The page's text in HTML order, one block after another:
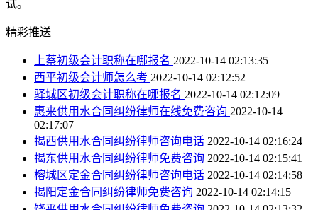
试。
精彩推送
上蔡初级会计职称在哪报名 2022-10-14 02:13:35
西平初级会计师怎么考 2022-10-14 02:12:52
驿城区初级会计职称在哪报名 2022-10-14 02:12:09
惠来供用水合同纠纷律师在线免费咨询 2022-10-14
02:17:07
揭西供用水合同纠纷律师咨询电话 2022-10-14 02:16:24
揭东供用水合同纠纷律师免费咨询 2022-10-14 02:15:41
榕城区定金合同纠纷律师咨询电话 2022-10-14 02:14:58
揭阳定金合同纠纷律师免费咨询 2022-10-14 02:14:15